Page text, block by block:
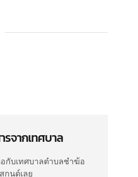
จากเทศบาล
กับเทศบาลตำบลชำฆ้อ
กนด์เลย